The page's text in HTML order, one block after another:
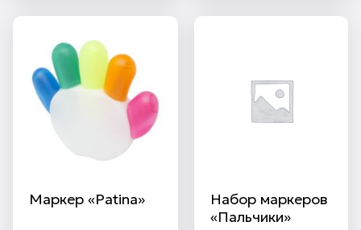
Маркер «Patina»
Набор маркеров
«Пальчики»